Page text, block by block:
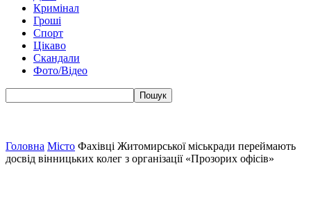
Кримінал
Гроші
Спорт
Цікаво
Скандали
Фото/Відео
Головна Місто Фахівці Житомирської міськради переймають
досвід вінницьких колег з організації «Прозорих офісів»